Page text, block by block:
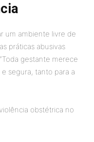
um ambiente livre de
práticas abusivas
gestante merece
segura, tanto para a
obstétrica no